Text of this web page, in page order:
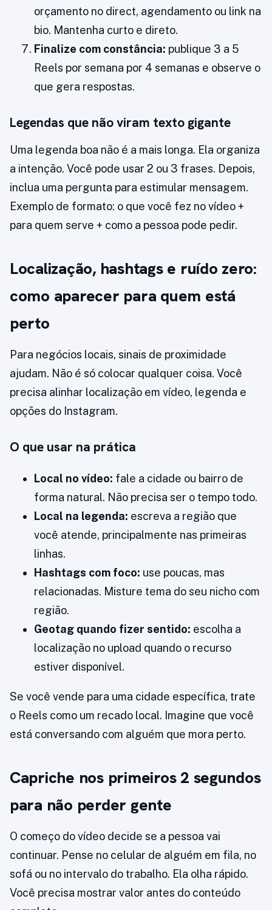
orçamento no direct, agendamento ou link na
bio. Mantenha curto e direto.
Finalize com constância: publique 3 a 5
Reels por semana por 4 semanas e observe o
que gera respostas.
Legendas que não viram texto gigante
Uma legenda boa não é a mais longa. Ela organiza
a intenção. Você pode usar 2 ou 3 frases. Depois,
inclua uma pergunta para estimular mensagem.
Exemplo de formato: o que você fez no vídeo +
para quem serve + como a pessoa pode pedir.
Localização, hashtags e ruído zero:
como aparecer para quem está
perto
Para negócios locais, sinais de proximidade
ajudam. Não é só colocar qualquer coisa. Você
precisa alinhar localização em vídeo, legenda e
opções do Instagram.
O que usar na prática
Local no vídeo: fale a cidade ou bairro de
forma natural. Não precisa ser o tempo todo.
Local na legenda: escreva a região que
você atende, principalmente nas primeiras
linhas.
Hashtags com foco: use poucas, mas
relacionadas. Misture tema do seu nicho com
região.
Geotag quando fizer sentido: escolha a
localização no upload quando o recurso
estiver disponível.
Se você vende para uma cidade específica, trate
o Reels como um recado local. Imagine que você
está conversando com alguém que mora perto.
Capriche nos primeiros 2 segundos
para não perder gente
O começo do vídeo decide se a pessoa vai
continuar. Pense no celular de alguém em fila, no
sofá ou no intervalo do trabalho. Ela olha rápido.
Você precisa mostrar valor antes do conteúdo